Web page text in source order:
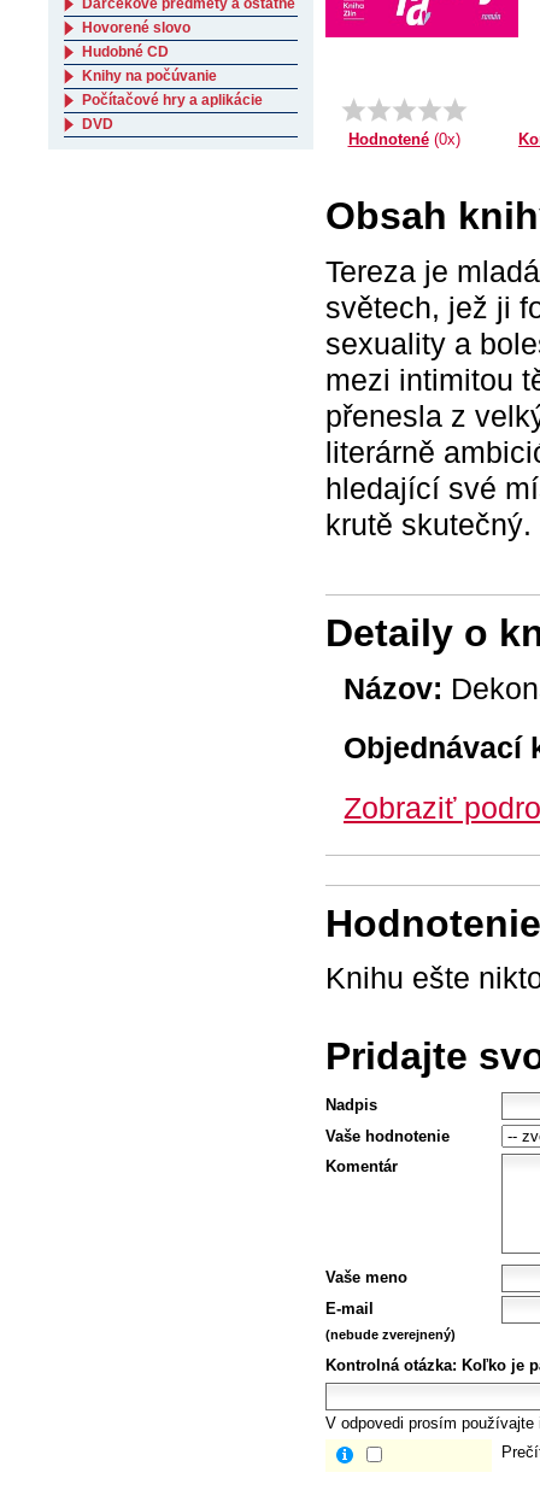
Hodnotené(0x)
Obsah
Tereza je
světech, jež ji
sexuality a
mezi intimitou
přenesla z
literárně
hledající své
krutě skutečný.
Detaily o
Názov:
Objednávací
Zobraziť
Knihu ešte
Pridajte
Nadpis
Vaše hodnotenie
Komentár
Vaše meno
E-mail
(nebude zverejnený)
Kontrolná otázka: Koľko je
V odpovedi prosím
Darčekové predmety a ostatné
Hovorené slovo
Hudobné CD
Knihy na počúvanie
Počítačové hry a aplikácie
DVD